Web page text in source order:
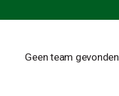
Geen team gevonden